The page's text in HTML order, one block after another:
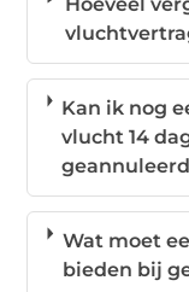
Kan ik nog
vlucht 14
Wat moet
bieden bij